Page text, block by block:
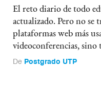
El reto diario de todo
actualizado. Pero no se
plataformas web más
videoconferencias,
De Postgrado UTP